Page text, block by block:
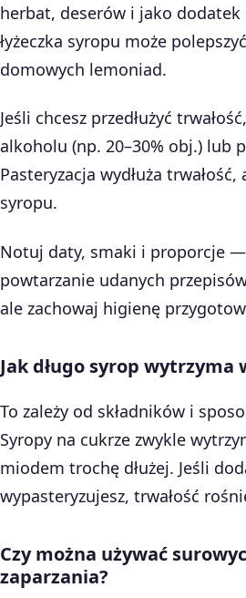
herbat, deserów i jako dodatek
łyżeczka syropu może
domowych lemoniad.
Jeśli chcesz przedłużyć
alkoholu (np. 20–30% obj.) lub
Pasteryzacja wydłuża
syropu.
Notuj daty, smaki i proporcje
powtarzanie udanych
ale zachowaj higienę
Jak długo syrop wytrzyma
To zależy od składników i
Syropy na cukrze zwykle
miodem trochę dłużej. Jeśli
wypasteryzujesz, trwałość
Czy można używać
zaparzania?